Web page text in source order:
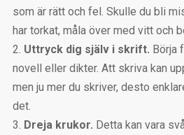
som är rätt och fel. Skulle du bli
har torkat, måla över med vitt och
Uttryck dig själv i skrift. Börja
novell eller dikter. Att skriva kan
men ju mer du skriver, desto
det.
Dreja krukor. Detta kan vara